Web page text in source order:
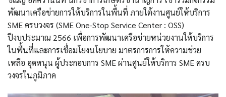
พัฒนาเครือข่ายการให้บริการในพื้นที่ ภายใต้งานศูนย์ให้บริการ
SME ครบวงจร (SME One-Stop Service Center : OSS)
ปีงบประมาณ 2566 เพื่อการพัฒนาเครือข่ายหน่วยงานให้บริการ
ในพื้นที่และการเชื่อมโยงนโยบาย มาตรการการให้ความช่วย
เหลือ อุดหนุน ผู้ประกอบการ SME ผ่านศูนย์ให้บริการ SME ครบ
วงจรในภูมิภาค